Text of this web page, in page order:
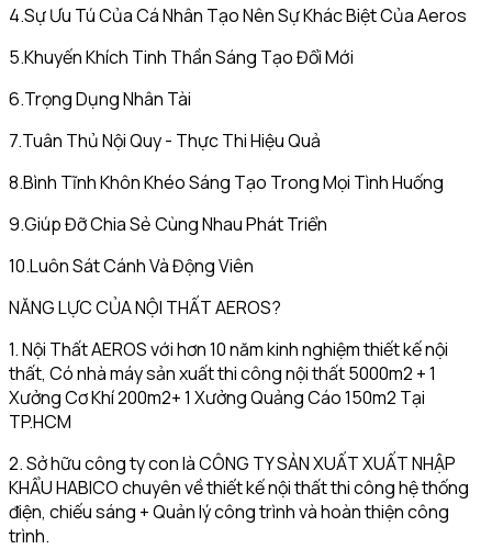
4.Sự Ưu Tú Của Cá Nhân Tạo Nên Sự Khác Biệt Của Aeros
5.Khuyến Khích Tinh Thần Sáng Tạo Đổi Mới
6.Trọng Dụng Nhân Tài
7.Tuân Thủ Nội Quy - Thực Thi Hiệu Quả
8.Bình Tĩnh Khôn Khéo Sáng Tạo Trong Mọi Tình Huống
9.Giúp Đỡ Chia Sẻ Cùng Nhau Phát Triển
10.Luôn Sát Cánh Và Động Viên
NĂNG LỰC CỦA NỘI THẤT AEROS?
1. Nội Thất AEROS với hơn 10 năm kinh nghiệm thiết kế nội
thất, Có nhà máy sản xuất thi công nội thất 5000m2 + 1
Xưởng Cơ Khí 200m2+ 1 Xưởng Quảng Cáo 150m2 Tại
TP.HCM
2. Sở hữu công ty con là CÔNG TY SẢN XUẤT XUẤT NHẬP
KHẨU HABICO chuyên về thiết kế nội thất thi công hệ thống
điện, chiếu sáng + Quản lý công trình và hoàn thiện công
trình.